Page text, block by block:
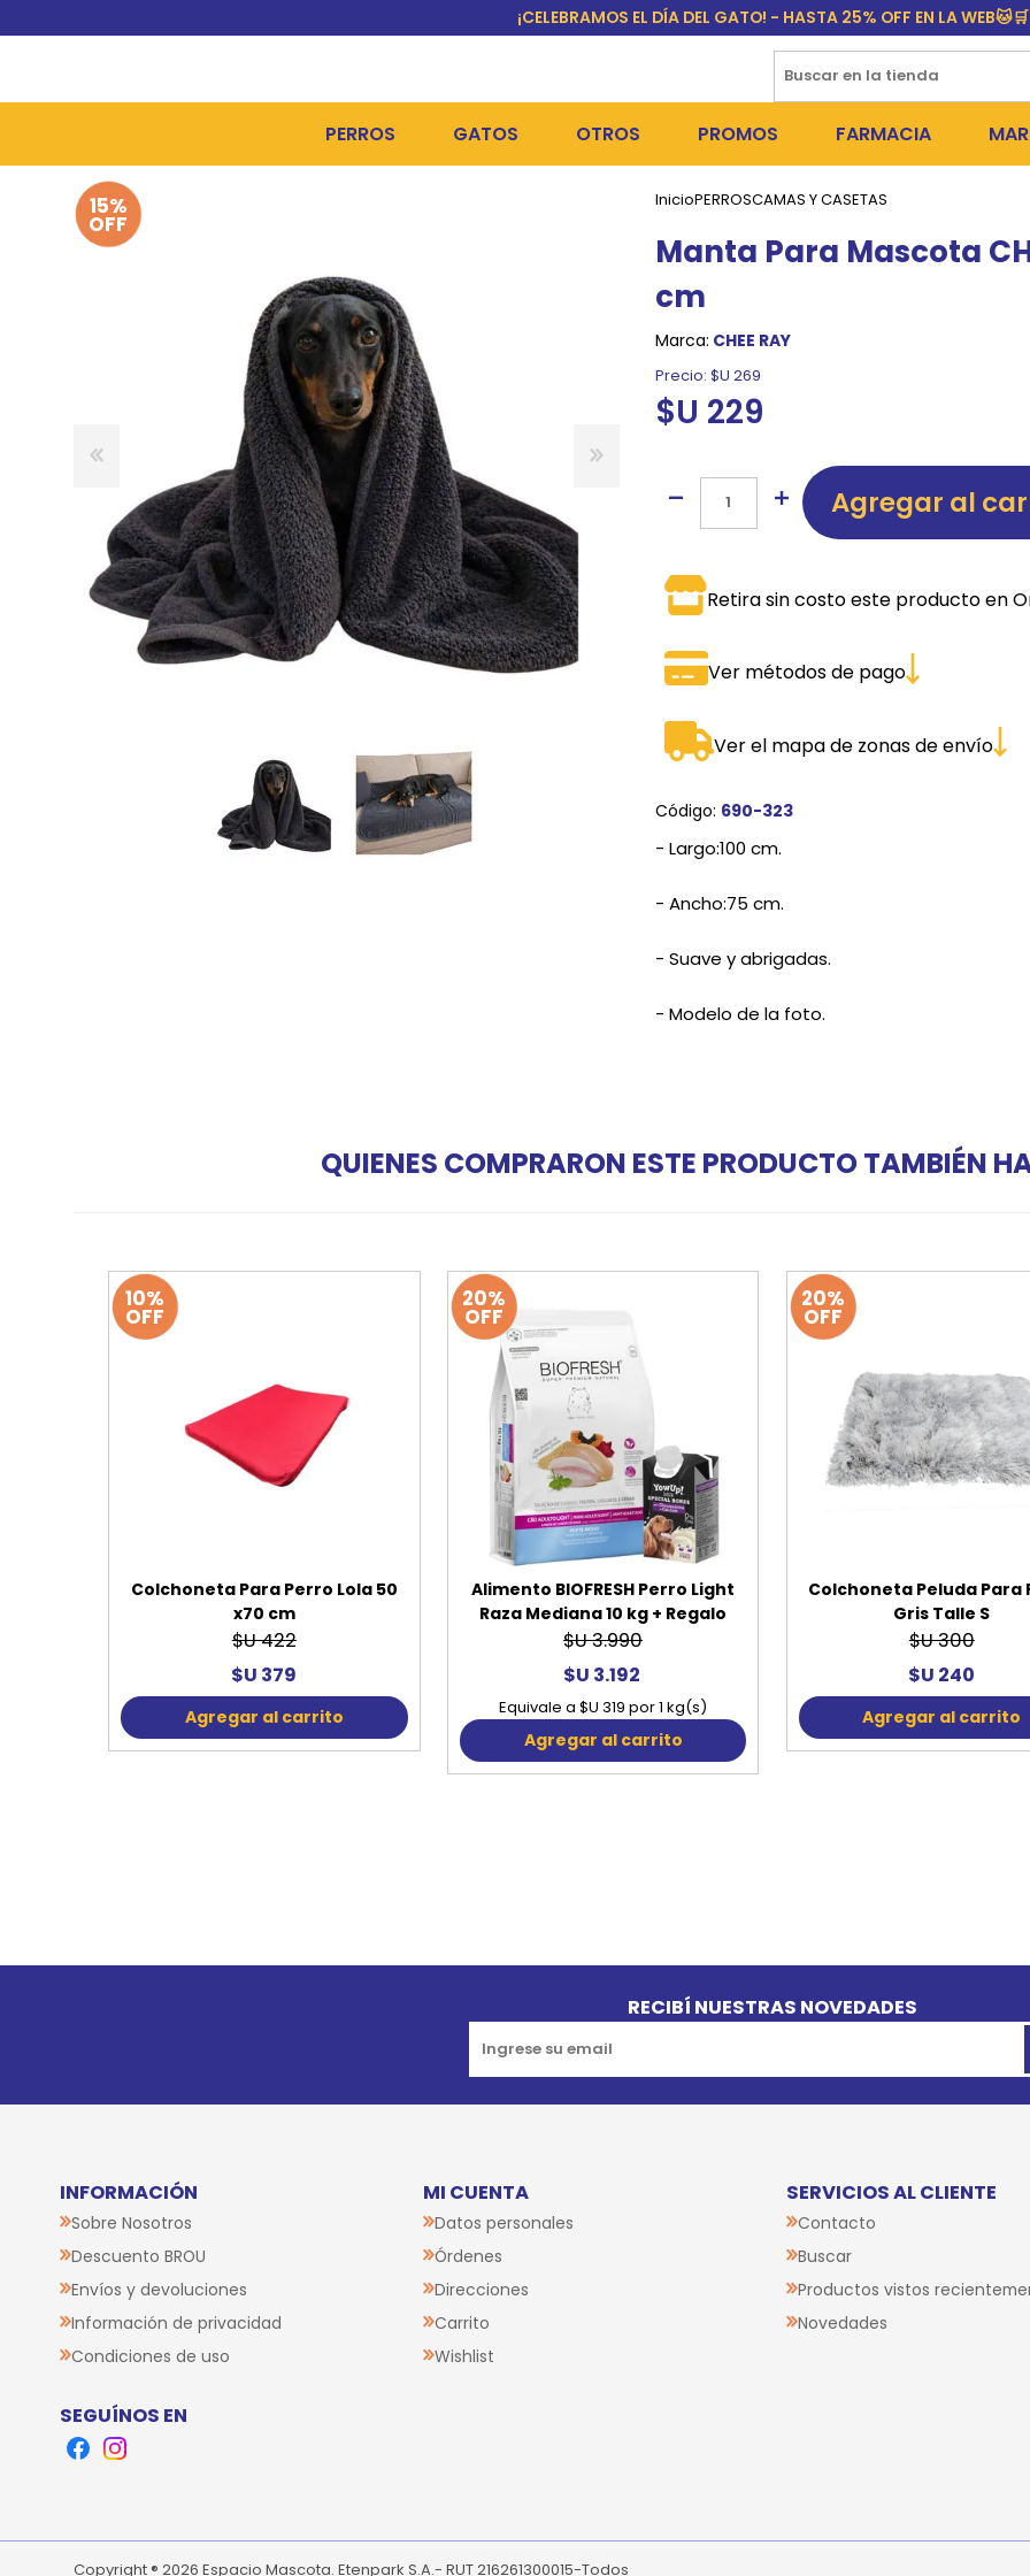
¡CELEBRAMOS EL DÍA DEL GATO! - HASTA 25% OFF EN LA WEB🐱🛒
PERROS
HIGIENE, PELUQUERÍA Y COSMÉTICA
CAMAS Y CASETAS
BOLSOS Y TRANSPORTADORAS
BOLSAS PARA MATERIA
COLLARES, ARNESES Y CORREAS
JUGUETES
COMEDEROS Y BEBEDEROS
ROPA
GATOS
ALIMENTOS HÚMEDOS Y SNACKS
COMEDEROS Y BEBEDEROS
JUGUETES Y RASCADORES
COLLARES Y ACCESORIOS
TRANSPORTADORAS
CAMAS
OTROS PROMOS
PERROS
FARMACIA
PULGUICIDAS Y
15%
OFF
InicioPERROSCAMAS Y CASETAS
Manta Para Mascota
cm
Marca: CHEE RAY
Precio: $U 269
$U 229
Agregar al
Retira sin costo este producto en
Ver métodos de pago
Ver el mapa de zonas de envío
Código: 690-323
- Largo:100 cm.
- Ancho:75 cm.
- Suave y abrigadas.
- Modelo de la foto.
QUIENES COMPRARON ESTE PRODUCTO TAMBIÉN
10%
OFF
Colchoneta Para Perro Lola 50
x70 cm
$U 422
$U 379
Agregar al carrito
20%
OFF
Alimento BIOFRESH Perro Light
Raza Mediana 10 kg + Regalo
$U 3.990
$U 3.192
Equivale a $U 319 por 1 kg(s)
Agregar al carrito
20%
OFF
Colchoneta Peluda Para
Gris Talle S
$U 300
$U 240
Agregar al carrito
RECIBÍ NUESTRAS NOVEDADES
INFORMACIÓN
Sobre Nosotros
Descuento BROU
Envíos y devoluciones
Información de privacidad
Condiciones de uso
MI CUENTA
Datos personales
Órdenes
Direcciones
Carrito
Wishlist
SERVICIOS AL CLIENTE
Contacto
Buscar
Productos vistos
Novedades
SEGUÍNOS EN
FacebookInstagram
Copyright ® 2026 Espacio Mascota. Etenpark S.A.- RUT 216261300015-Todos